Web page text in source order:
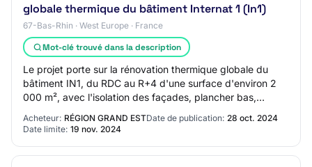
globale thermique du bâtiment Internat 1 (In1)
67-Bas-Rhin · West Europe · France
Mot-clé trouvé dans la description
Le projet porte sur la rénovation thermique globale du
bâtiment IN1, du RDC au R+4 d'une surface d'environ 2
000 m², avec l'isolation des façades, plancher bas,
isolation et réfection de la toiture e…
Acheteur: RÉGION GRAND ESTDate de publication: 28 oct. 2024
Date limite: 19 nov. 2024